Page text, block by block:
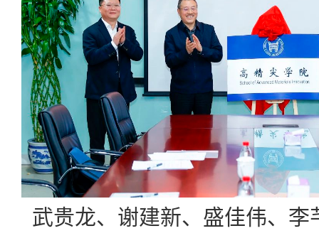
武贵龙、谢建新、盛佳伟、李